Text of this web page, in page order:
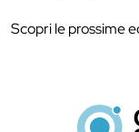
Scopri le prossime